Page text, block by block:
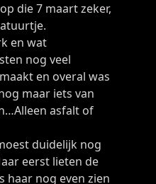
die 7 maart zeker,
en wat
nog veel
en overal was
maar iets van
asfalt of
duidelijk nog
eerst lieten de
haar nog even zien